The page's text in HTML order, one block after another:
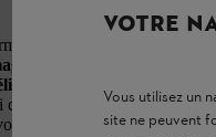
de votre machine, il
les particules
contribue à prolonger sa
continuer à fonctionner
VOTRE
Vous utilisez un
site ne peuvent